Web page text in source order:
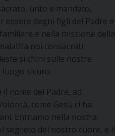
unto e mandato,
essere degni figli del Padre e
e nella missione della
noi consacrati
si chini sulle nostre
sicuro.
nome del Padre, ad
come Gesù ci ha
Entriamo nella nostra
segreto del nostro cuore, e il